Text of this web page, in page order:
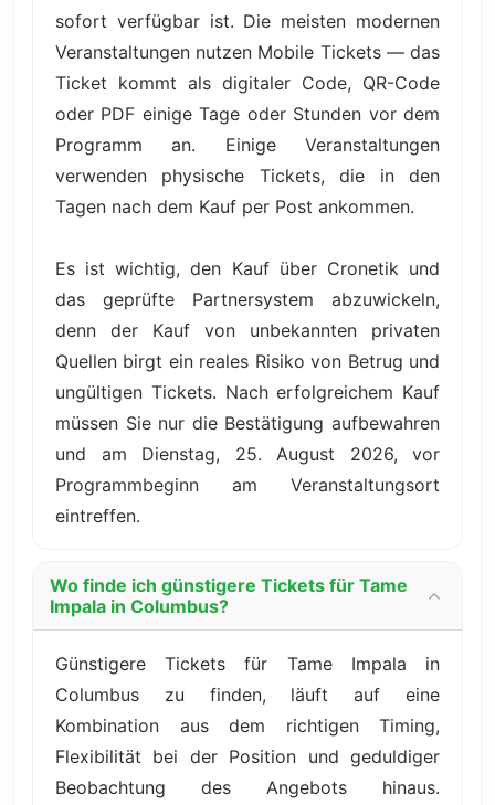
sofort verfügbar ist. Die meisten modernen
Veranstaltungen nutzen Mobile Tickets — das
Ticket kommt als digitaler Code, QR-Code
oder PDF einige Tage oder Stunden vor dem
Programm an. Einige Veranstaltungen
verwenden physische Tickets, die in den
Tagen nach dem Kauf per Post ankommen.
Es ist wichtig, den Kauf über Cronetik und
das geprüfte Partnersystem abzuwickeln,
denn der Kauf von unbekannten privaten
Quellen birgt ein reales Risiko von Betrug und
ungültigen Tickets. Nach erfolgreichem Kauf
müssen Sie nur die Bestätigung aufbewahren
und am Dienstag, 25. August 2026, vor
Programmbeginn am Veranstaltungsort
eintreffen.
Wo finde ich günstigere Tickets für Tame
Impala in Columbus?
Günstigere Tickets für Tame Impala in
Columbus zu finden, läuft auf eine
Kombination aus dem richtigen Timing,
Flexibilität bei der Position und geduldiger
Beobachtung des Angebots hinaus.